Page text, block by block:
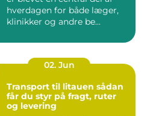
hverdagen for både læger,
klinikker og andre be...
02. Jun
Transport til litauen sådan
får du styr på fragt, ruter
og levering